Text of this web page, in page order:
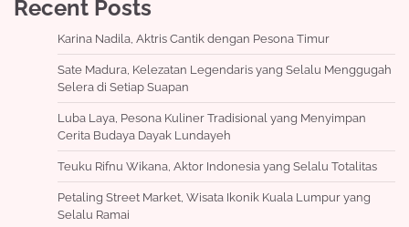
Recent Posts
Karina Nadila, Aktris Cantik dengan Pesona Timur
Sate Madura, Kelezatan Legendaris yang Selalu Menggugah
Selera di Setiap Suapan
Luba Laya, Pesona Kuliner Tradisional yang Menyimpan
Cerita Budaya Dayak Lundayeh
Teuku Rifnu Wikana, Aktor Indonesia yang Selalu Totalitas
Petaling Street Market, Wisata Ikonik Kuala Lumpur yang
Selalu Ramai